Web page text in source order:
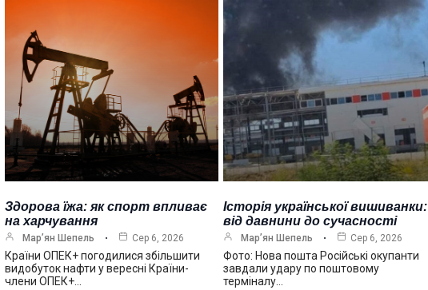
Здорова їжа: як спорт впливає
на харчування
Мар’ян Шепель Сер 6, 2026
Країни ОПЕК+ погодилися збільшити
видобуток нафти у вересні Країни-
члени ОПЕК+…
Історія української вишиванки:
від давнини до сучасності
Мар’ян Шепель Сер 6, 2026
Фото: Нова пошта Російські окупанти
завдали удару по поштовому
терміналу…